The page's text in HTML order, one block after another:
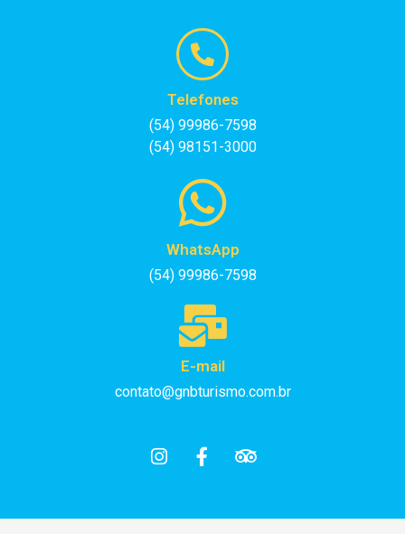
Telefones
(54) 99986-7598
(54) 98151-3000
WhatsApp
(54) 99986-7598
E-mail
contato@gnbturismo.com.br